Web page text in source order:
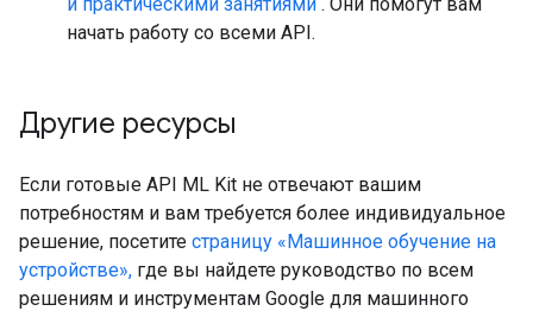
начать работу со всеми API.
Другие ресурсы
Если готовые API ML Kit не отвечают вашим
потребностям и вам требуется более индивидуальное
решение, посетите страницу «Машинное обучение на
устройстве», где вы найдете руководство по всем
решениям и инструментам Google для машинного